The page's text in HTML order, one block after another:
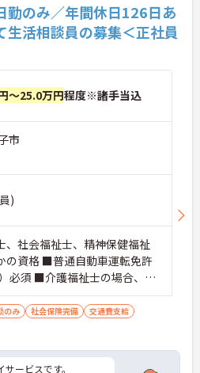
勤のみ／年間休日126日あ
活相談員の募集＜正社員
～25.0万円程度※諸手当込
市
)
社会福祉士、精神保健福祉
の資格 ■普通自動車運転免許
）必須 ■介護福祉士の場合、施
必須
のみ 社会保険完備
交通費支給
ービスです。